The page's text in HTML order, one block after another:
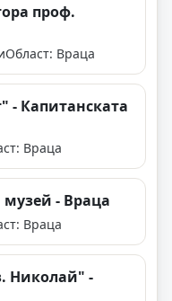
проф.
Област: Враца
- Капитанската
Враца
музей - Враца
Враца
Николай" -